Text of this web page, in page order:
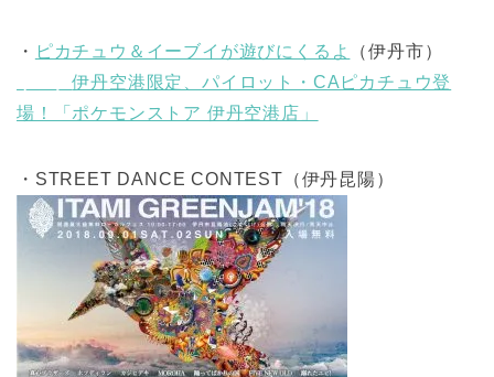
・ ピカチュウ＆イーブイが遊びにくるよ
（伊丹市）
リンク伊丹空港限定、パイロット・CAピカチュウ登
場！「ポケモンストア 伊丹空港店」
・STREET DANCE CONTEST（伊丹昆陽）